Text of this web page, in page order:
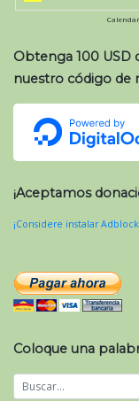
Obtenga 100 USD
nuestro código de
¡Aceptamos
¡Considere instalar Adblock
Coloque una